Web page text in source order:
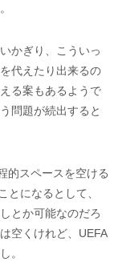
かぎり、こういっ
代えたり出来るの
る案もあるようで
問題が続出すると
的スペースを空ける
とになるとして、
とか可能なのだろ
空くけれど、UEFA
。